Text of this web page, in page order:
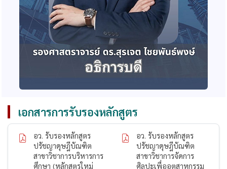
เอกสารการรับรองหลักสูตร
อว. รับรองหลักสูตร
ปรัชญาดุษฎีบัณฑิต
สาขาวิชาการบริหารการ
ศึกษา (หลักสูตรใหม่
อว. รับรองหลักสูตร
ปรัชญาดุษฎีบัณฑิต
สาขาวิชาการจัดการ
ศิลปะเพื่ออุตสาหกรรม